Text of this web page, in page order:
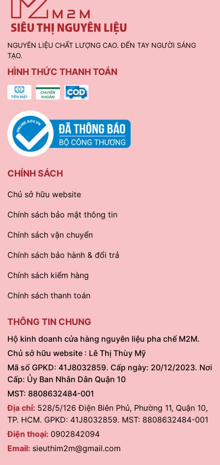
NGUYÊN LIỆU CHẤT LƯỢNG CAO. ĐẾN TAY NGƯỜI SÁNG
TẠO.
HÌNH THỨC THANH TOÁN
CHÍNH SÁCH
Chủ sở hữu website
Chính sách bảo mật thông tin
Chính sách vận chuyển
Chính sách bảo hành & đổi trả
Chính sách kiểm hàng
Chính sách thanh toán
THÔNG TIN CHUNG
Hộ kinh doanh cửa hàng nguyên liệu pha chế M2M.
Chủ sở hữu website : Lê Thị Thùy Mỹ
Mã số GPKD: 41J8032859. Cấp ngày: 20/12/2023. Nơi
Cấp: Ủy Ban Nhân Dân Quận 10
MST: 8808632484-001
Địa chỉ: 528/5/126 Điện Biên Phủ, Phường 11, Quận 10,
TP. HCM. GPKD: 41J8032859. MST: 8808632484-001
Điện thoại: 0902842094
Email: sieuthim2m@gmail.com